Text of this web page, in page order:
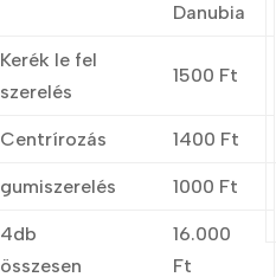
Danubia
Kerék le fel
szerelés
1500 Ft
Centrírozás 1400 Ft
gumiszerelés 1000 Ft
4db
összesen
16.000
Ft